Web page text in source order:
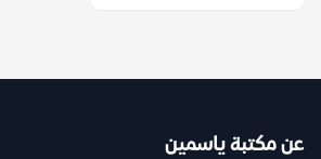
عن مكتبة ياسمين